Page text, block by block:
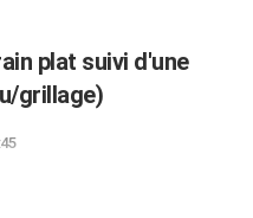
plat suivi d'une
grillage)